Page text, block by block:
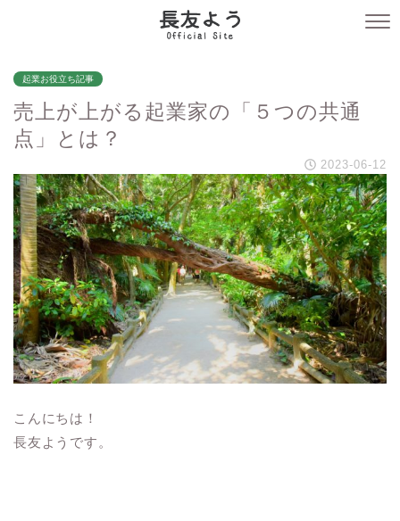
起業お役立ち記事
売上が上がる起業家の「５つの共通
点」とは？
2023-06-12
こんにちは！
長友ようです。